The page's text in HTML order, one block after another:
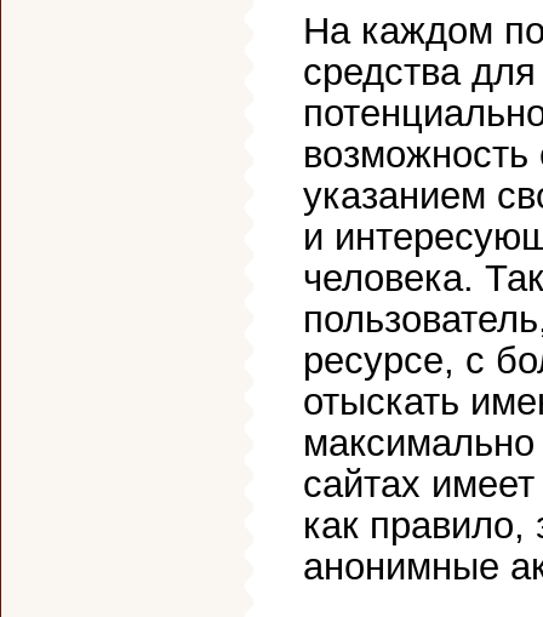
На каждом
средства
возможность
указанием
и
человека.
ресурсе, с
отыскать
сайтах
как
анонимные